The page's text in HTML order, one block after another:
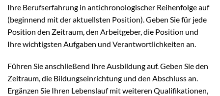
Ihre Berufserfahrung in antichronologischer Reihenfolge auf
(beginnend mit der aktuellsten Position). Geben Sie für jede
Position den Zeitraum, den Arbeitgeber, die Position und
Ihre wichtigsten Aufgaben und Verantwortlichkeiten an.
Führen Sie anschließend Ihre Ausbildung auf. Geben Sie den
Zeitraum, die Bildungseinrichtung und den Abschluss an.
Ergänzen Sie Ihren Lebenslauf mit weiteren Qualifikationen,